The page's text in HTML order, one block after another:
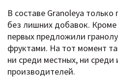
В составе Granoleya
без лишних добавок.
первых предложили
фруктами. На тот момент
ни среди местных, ни среди
производителей.